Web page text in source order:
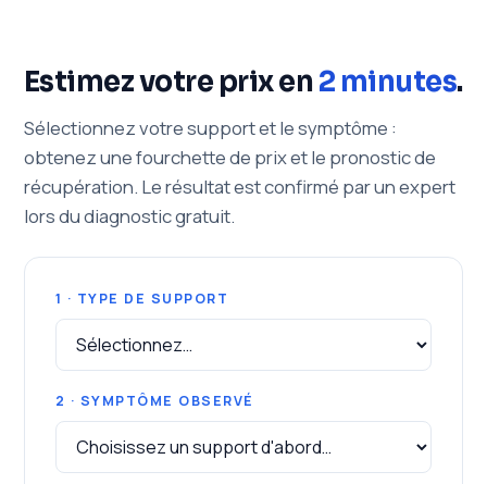
Estimez votre prix en 2 minutes.
Sélectionnez votre support et le symptôme :
obtenez une fourchette de prix et le pronostic de
récupération. Le résultat est confirmé par un expert
lors du diagnostic gratuit.
1 · TYPE DE SUPPORT
2 · SYMPTÔME OBSERVÉ